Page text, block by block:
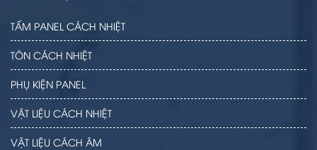
TẤM PANEL CÁCH NHIỆT
TÔN CÁCH NHIỆT
PHỤ KIỆN PANEL
VẬT LIỆU CÁCH NHIỆT
VẬT LIỆU CÁCH ÂM